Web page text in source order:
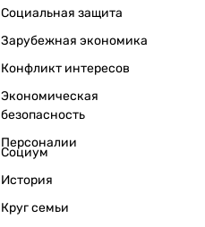
Социальная защита
Зарубежная экономика
Конфликт интересов
Экономическая
безопасность
Персоналии
Социум
История
Круг семьи